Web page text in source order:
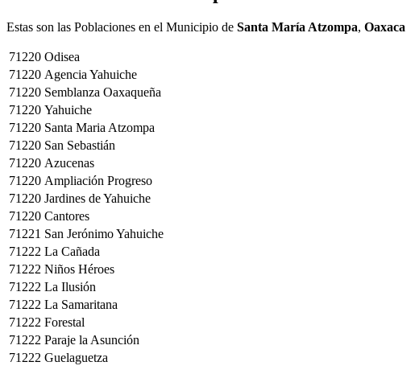
Estas son las Poblaciones en el Municipio de Santa María Atzompa, Oaxaca
71220 Odisea
71220 Agencia Yahuiche
71220 Semblanza Oaxaqueña
71220 Yahuiche
71220 Santa Maria Atzompa
71220 San Sebastián
71220 Azucenas
71220 Ampliación Progreso
71220 Jardines de Yahuiche
71220 Cantores
71221 San Jerónimo Yahuiche
71222 La Cañada
71222 Niños Héroes
71222 La Ilusión
71222 La Samaritana
71222 Forestal
71222 Paraje la Asunción
71222 Guelaguetza